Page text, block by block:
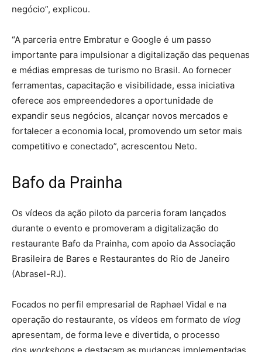
negócio”, explicou.
“A parceria entre Embratur e Google é um passo
importante para impulsionar a digitalização das pequenas
e médias empresas de turismo no Brasil. Ao fornecer
ferramentas, capacitação e visibilidade, essa iniciativa
oferece aos empreendedores a oportunidade de
expandir seus negócios, alcançar novos mercados e
fortalecer a economia local, promovendo um setor mais
competitivo e conectado”, acrescentou Neto.
Bafo da Prainha
Os vídeos da ação piloto da parceria foram lançados
durante o evento e promoveram a digitalização do
restaurante Bafo da Prainha, com apoio da Associação
Brasileira de Bares e Restaurantes do Rio de Janeiro
(Abrasel-RJ).
Focados no perfil empresarial de Raphael Vidal e na
operação do restaurante, os vídeos em formato de vlog
apresentam, de forma leve e divertida, o processo